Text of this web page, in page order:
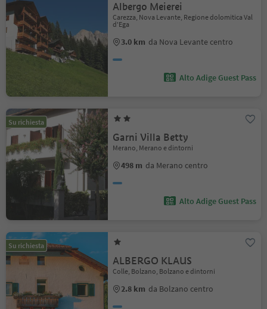
Albergo Meierei
Carezza, Nova Levante, Regione dolomitica Val
d'Ega
3.0 km da Nova Levante centro
Alto Adige Guest Pass
Su richiesta
Garni Villa Betty
Merano, Merano e dintorni
498 m da Merano centro
Alto Adige Guest Pass
Su richiesta
ALBERGO KLAUS
Colle, Bolzano, Bolzano e dintorni
2.8 km da Bolzano centro